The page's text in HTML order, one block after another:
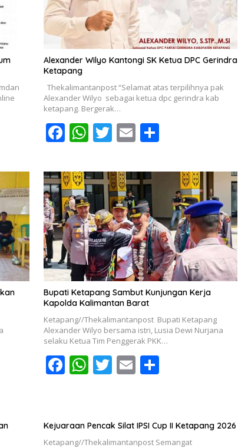
Alexander Wilyo Kantongi SK Ketua DPC Gerindra
Ketapang
Thekalimantanpost “Selamat atas terpilihnya pak
Alexander Wilyo sebagai ketua dpc gerindra kab
ketapang. Bergerak…
F
e
b
o
o
k
W
at
s
A
p
p
T
itt
er
E
ai
l
S
ar
Bupati Ketapang Sambut Kunjungan Kerja
Kapolda Kalimantan Barat
Ketapang//Thekalimantanpost Bupati Ketapang
Alexander Wilyo bersama istri, Lusia Dewi Nurjana
selaku Ketua Tim Penggerak PKK…
F
ac
b
o
W
h
s
A
T
w
er
E
m
l
S
e
Kejuaraan Pencak Silat IPSI Cup II Ketapang 2026
Ketapang//Thekalimantanpost Semangat